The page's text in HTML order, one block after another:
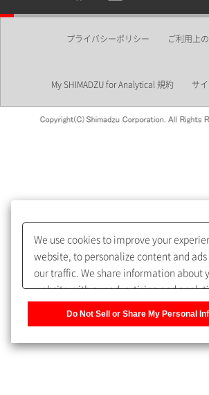
めします。
My SHIMADZU for Analyticalへ登録いただ
取扱説明書・Webinarなどの閲覧ができ
うになります。
プライバシーポリシー ご利用上
My SHIMADZU for Analytical 規約 サ
We use cookies to improve your
website, to personalize content and ads
our traffic. We share information about
website with our advertising and
Do Not Sell or Share My Personal